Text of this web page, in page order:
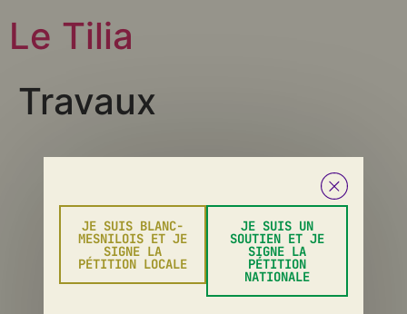
Le Tilia
Travaux
JE SUIS BLANC-
MESNILOIS ET JE
SIGNE LA
PÉTITION LOCALE
JE SUIS UN
SOUTIEN ET JE
SIGNE LA
PÉTITION
NATIONALE